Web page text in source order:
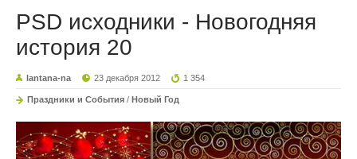
PSD исходники - Новогодняя
история 20
lantana-na 23 декабря 2012 1 354
Праздники и События / Новый Год